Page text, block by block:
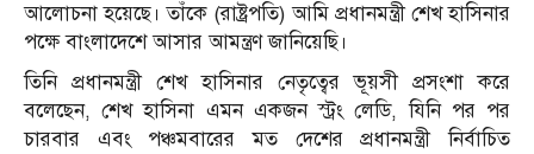
আলোচনা হয়েছে। তাঁকে (রাষ্ট্রপতি) আমি প্রধানমন্ত্রী শেখ হাসিনার
পক্ষে বাংলাদেশে আসার আমন্ত্রণ জানিয়েছি।
তিনি প্রধানমন্ত্রী শেখ হাসিনার নেতৃত্বের ভূয়সী প্রসংশা করে
বলেছেন, শেখ হাসিনা এমন একজন স্ট্রং লেডি, যিনি পর পর
চারবার এবং পঞ্চমবারের মত দেশের প্রধানমন্ত্রী নির্বাচিত